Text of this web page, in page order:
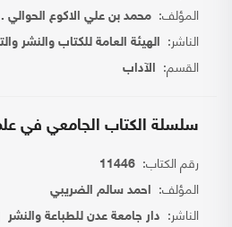
المؤلف: محمد بن علي الاكوع الحوالي .
الناشر: الهيئة العامة للكتاب والنشر
القسم: الآداب
سلسلة الكتاب الجامعي في
رقم الكتاب: 11446
المؤلف: احمد سالم الضريبي
الناشر: دار جامعة عدن للطباعة والنشر